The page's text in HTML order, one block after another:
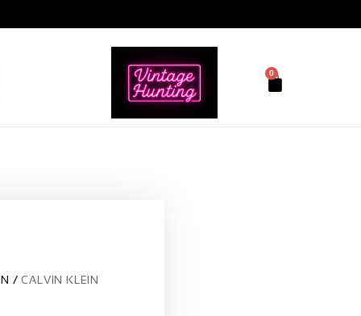
0
CALVIN KLEIN